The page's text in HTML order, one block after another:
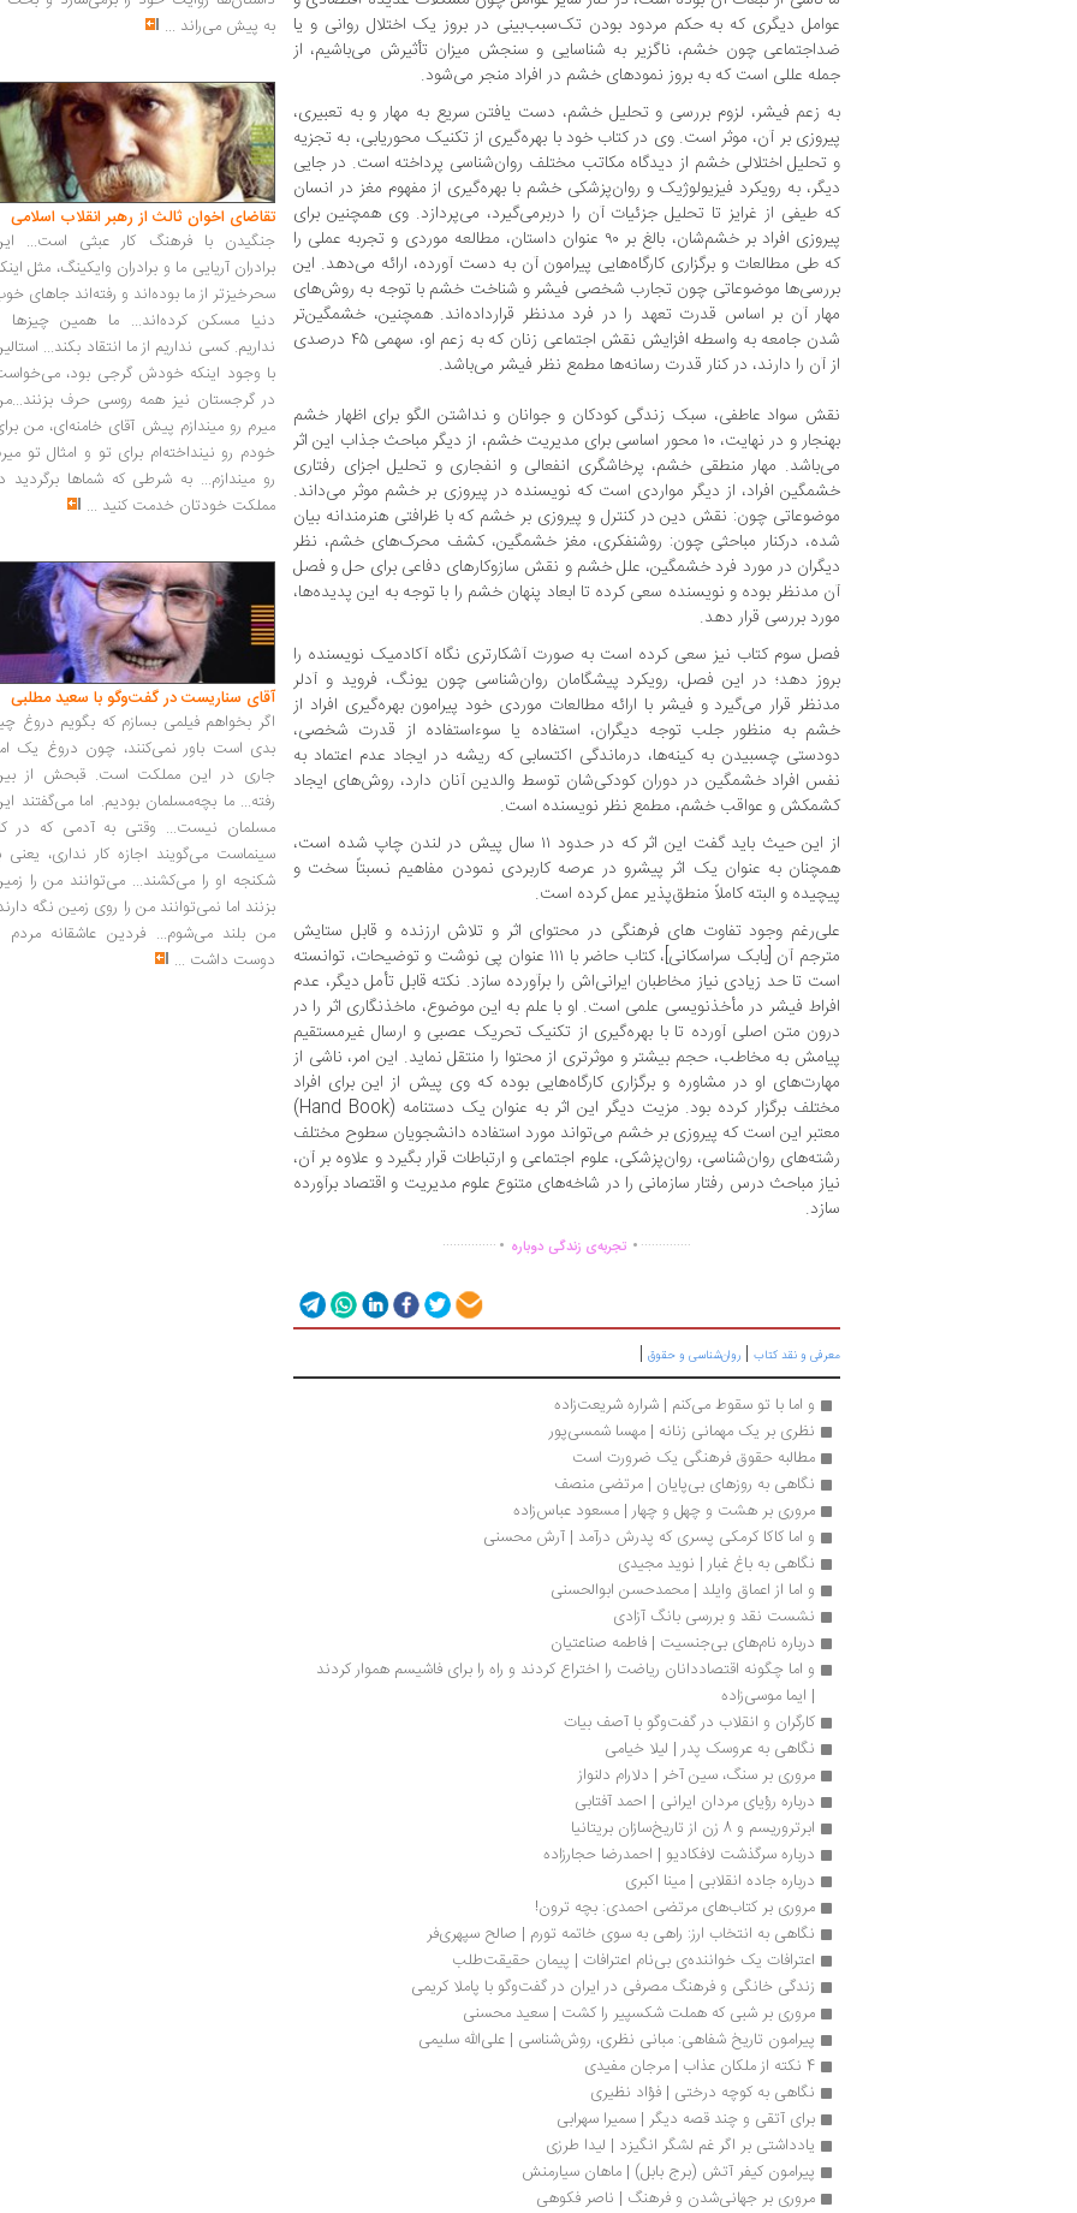
عوامل دیگری که به حکم مردود بودن تک‌سبب‌بینی در بروز یک اختلال روانی و یا
ضداجتماعی چون خشم، ناگزیر به شناسایی و سنجش میزان تأثیرش می‌باشیم، از
جمله عللی است که به بروز نمودهای خشم در افراد منجر می‌شود.
به زعم فیشر، لزوم بررسی و تحلیل خشم، دست یافتن سریع به مهار و به تعبیری،
پیروزی بر آن، موثر است. وی در کتاب خود با بهره‌گیری از تکنیک محوریابی، به تجزیه
و تحلیل اختلالی خشم از دیدگاه مکاتب مختلف روان‌شناسی پرداخته است. در جایی
دیگر، به رویکرد فیزیولوژیک و روان‌پزشکی خشم با بهره‌گیری از مفهوم مغز در انسان
که طیفی از غرایز تا تحلیل جزئیات آن را دربرمی‌گیرد، می‌پردازد. وی همچنین برای
پیروزی افراد بر خشم‌شان، بالغ بر ۹۰ عنوان داستان، مطالعه موردی و تجربه عملی را
که طی مطالعات و برگزاری کارگاه‌هایی پیرامون آن به دست آورده، ارائه می‌دهد. این
بررسی‌ها موضوعاتی چون تجارب شخصی فیشر و شناخت خشم با توجه به روش‌های
مهار آن بر اساس قدرت تعهد را در فرد مدنظر قرارداده‌اند. همچنین، خشمگین‌تر
شدن جامعه به واسطه افزایش نقش اجتماعی زنان که به زعم او، سهمی ۴۵ درصدی
از آن را دارند، در کنار قدرت رسانه‌ها مطمع نظر فیشر می‌باشد.
نقش سواد عاطفی، سبک زندگی کودکان و جوانان و نداشتن الگو برای اظهار خشم
بهنجار و در نهایت، ۱۰ محور اساسی برای مدیریت خشم، از دیگر مباحث جذاب این اثر
می‌باشد. مهار منطقی خشم، پرخاشگری انفعالی و انفجاری و تحلیل اجزای رفتاری
خشمگین افراد، از دیگر مواردی است که نویسنده در پیروزی بر خشم موثر می‌داند.
موضوعاتی چون: نقش دین در کنترل و پیروزی بر خشم که با ظرافتی هنرمندانه بیان
شده، درکنار مباحثی چون: روشنفکری، مغز خشمگین، کشف محرک‌های خشم، نظر
دیگران در مورد فرد خشمگین، علل خشم و نقش سازوکارهای دفاعی برای حل و فصل
آن مدنظر بوده و نویسنده سعی کرده تا ابعاد پنهان خشم را با توجه به این پدیده‌ها،
مورد بررسی قرار دهد.
فصل سوم کتاب نیز سعی کرده است به صورت آشکارتری نگاه آکادمیک نویسنده را
بروز دهد؛ در این فصل، رویکرد پیشگامان روان‌شناسی چون یونگ، فروید و آدلر
مدنظر قرار می‌گیرد و فیشر با ارائه مطالعات موردی خود پیرامون بهره‌گیری افراد از
خشم به منظور جلب توجه دیگران، استفاده یا سوء‌استفاده از قدرت شخصی،
دودستی چسبیدن به کینه‌ها، درماندگی اکتسابی که ریشه در ایجاد عدم اعتماد به
نفس افراد خشمگین در دوران کودکی‌شان توسط والدین آنان دارد، روش‌های ایجاد
کشمکش و عواقب خشم، مطمع نظر نویسنده است.
از این حیث باید گفت این اثر که در حدود ۱۱ سال پیش در لندن چاپ شده است،
همچنان به عنوان یک اثر پیشرو در عرصه کاربردی نمودن مفاهیم نسبتاً سخت و
پیچیده و البته کاملاً منطق‌پذیر عمل کرده است.
علی‌رغم وجود تفاوت های فرهنگی در محتوای اثر و تلاش ارزنده و قابل ستایش
مترجم آن [بابک سراسکانی]، کتاب حاضر با ۱۱۱ عنوان پی نوشت و توضیحات، توانسته
است تا حد زیادی نیاز مخاطبان ایرانی‌اش را برآورده سازد. نکته قابل تأمل دیگر، عدم
افراط فیشر در مأخذنویسی علمی است. او با علم به این موضوع، ماخذنگاری اثر را در
درون متن اصلی آورده تا با بهره‌گیری از تکنیک تحریک عصبی و ارسال غیرمستقیم
پیامش به مخاطب، حجم بیشتر و موثرتری از محتوا را منتقل نماید. این امر، ناشی از
مهارت‌های او در مشاوره و برگزاری کارگاه‌هایی بوده که وی پیش از این برای افراد
مختلف برگزار کرده بود. مزیت دیگر این اثر به عنوان یک دستنامه (Hand Book)
معتبر این است که پیروزی بر خشم می‌تواند مورد استفاده دانشجویان سطوح مختلف
رشته‌های روان‌شناسی، روان‌پزشکی، علوم اجتماعی و ارتباطات قرار بگیرد و علاوه بر آن،
نیاز مباحث درس رفتار سازمانی را در شاخه‌های متنوع علوم مدیریت و اقتصاد برآورده
سازد.
............... . تجربه‌ی زندگی دوباره . ..............
معرفی و نقد کتاب | روان‌شناسی و حقوق |
و اما با تو سقوط می‌کنم | شراره شریعت‌زاده
نظری بر یک مهمانی زنانه | مهسا شمسی‌پور
مطالبه حقوق فرهنگی یک ضرورت‌ است
نگاهی به روزهای بی‌پایان | مرتضی منصف
مروری بر هشت و چهل و چهار | مسعود عباس‌زاده
و اما کاکا کرمکی پسری که پدرش درآمد | آرش محسنی
نگاهی به باغ غبار | نوید مجیدی
و اما از اعماق وایلد | محمدحسن ابوالحسنی
نشست نقد و بررسی بانگ آزادی
درباره نام‌های بی‌جنسیت | فاطمه صناعتیان
| ایما موسی‌زاده
کارگران و انقلاب در گفت‌وگو با آصف بیات
نگاهی به عروسک پدر | لیلا خیامی
مروری بر سنگ، سین آخر | دلارام دلنواز
درباره رؤیای مردان ایرانی | احمد آفتابی
ابرتروریسم و 8 زن از تاریخ‌سازان بریتانیا
درباره سرگذشت لافکادیو | احمدرضا حجارزاده
درباره جاده انقلابی | مینا اکبری
مروری بر کتاب‌های مرتضی احمدی: بچه ترون!
نگاهی به انتخاب ارز: راهی به سوی خاتمه تورم | صالح سپهری‌فر
اعترافات یک خواننده‌ی بی‌نام اعترافات | پیمان حقیقت‌طلب
زندگی خانگی و فرهنگ مصرفی در ایران در گفت‌وگو با پاملا کریمی
مروری بر شبی که هملت شکسپیر را کشت | سعید محسنی
پیرامون تاریخ شفاهی: مبانی نظری، روش‌شناسی | علی‌الله سلیمی
4 نکته از ملکان عذاب | مرجان مفیدی
نگاهی به کوچه درختی | فؤاد نظیری
برای آتقی و چند قصه‌ دیگر | سمیرا سهرابی
یادداشتی بر اگر غم لشگر انگیزد | لیدا طرزی
پیرامون کیفر آتش (برج بابل) | ماهان سیارمنش
مروری بر جهانی‌شدن و فرهنگ | ناصر فکوهی
به پیش می‌راند ...
تقاضای اخوان ثالث از رهبر انقلاب اسلامی
جنگیدن با فرهنگ کار عبثی است...
برادران آریایی ما و برادران وایکینگ، مثل
سحرخیزتر از ما بوده‌اند و رفته‌اند جاهای
دنیا مسکن کرده‌اند... ما همین چیزها
نداریم. کسی نداریم از ما انتقاد بکند...
با وجود اینکه خودش گرجی بود،
در گرجستان نیز همه روسی حرف
میرم رو میندازم پیش آقای خامنه‌ای، من
خودم رو نینداخته‌ام برای تو و امثال تو
رو میندازم... به شرطی که شماها برگردید
مملکت خودتان خدمت کنید ...
آقای سناریست در گفت‌وگو با سعید مطلبی
اگر بخواهم فیلمی بسازم که بگویم دروغ
بدی است باور نمی‌کنند، چون دروغ یک
جاری در این مملکت است. قبحش از
رفته... ما بچه‌مسلمان بودیم. اما می‌گفتند
مسلمان نیست... وقتی به آدمی که در
سینماست می‌گویند اجازه کار نداری، یعنی
شکنجه او را می‌کشند... می‌توانند من را
بزنند اما نمی‌توانند من را روی زمین نگه
من بلند می‌شوم... فردین عاشقانه مردم
دوست داشت ...